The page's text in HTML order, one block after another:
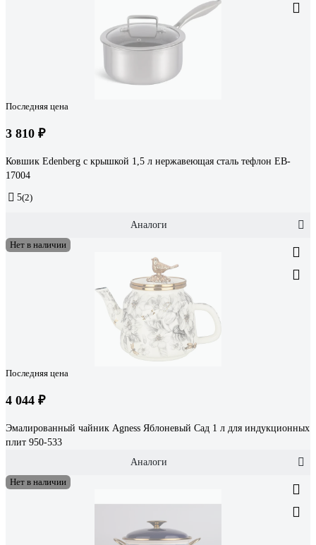
Последняя цена
3 810 ₽
Ковшик Edenberg с крышкой 1,5 л нержавеющая сталь тефлон EB-
17004
5(2)
Аналоги
Нет в наличии
Последняя цена
4 044 ₽
Эмалированный чайник Agness Яблоневый Сад 1 л для индукционных
плит 950-533
Аналоги
Нет в наличии